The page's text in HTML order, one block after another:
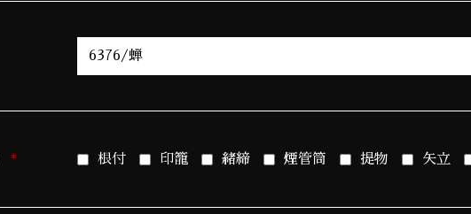
* 根付 印籠 緒締 煙管筒 提物 矢立